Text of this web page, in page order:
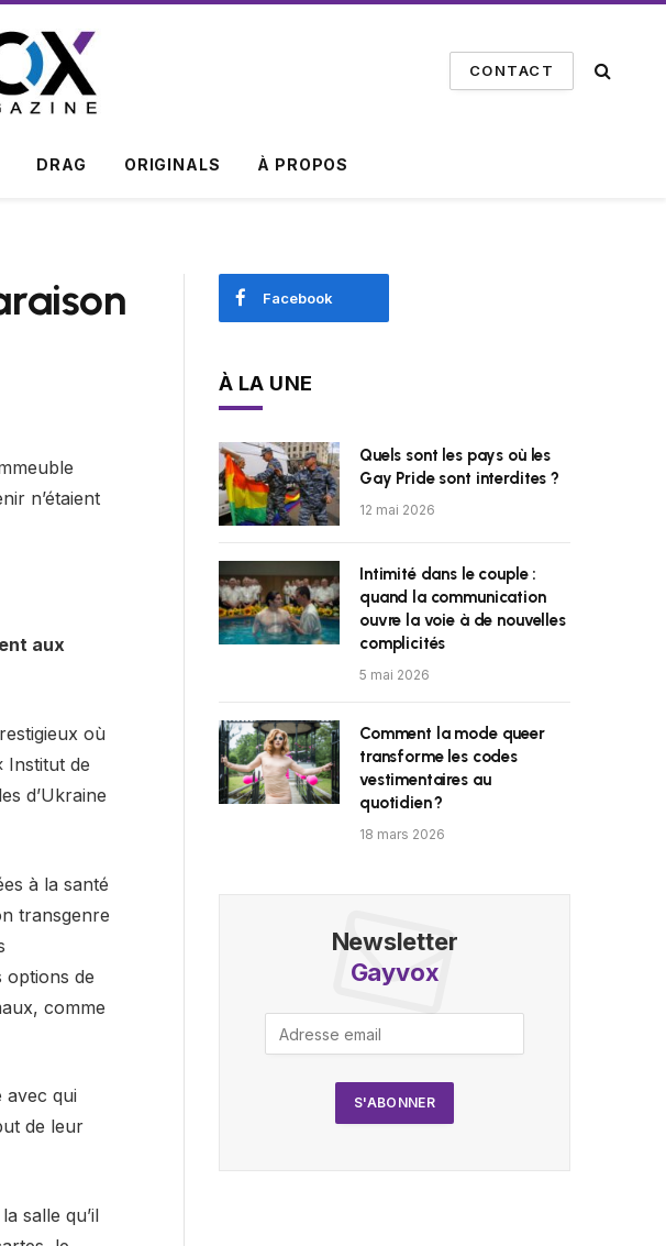
CONTACT
DRAG ORIGINALS À PROPOS
n’étaient
aux
où
Institut de
d’Ukraine
à la santé
transgenre
options de
comme
avec qui
de leur
salle qu’il
Facebook
À LA UNE
Quels sont les pays où les
Gay Pride sont interdites ?
12 mai 2026
Intimité dans le couple :
quand la communication
ouvre la voie à de nouvelles
complicités
5 mai 2026
Comment la mode queer
transforme les codes
vestimentaires au
quotidien ?
18 mars 2026
Newsletter
Gayvox